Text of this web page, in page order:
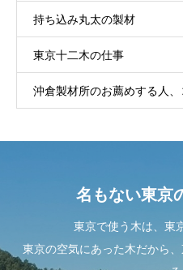
持ち込み丸太の製材
東京十二木の仕事
沖倉製材所のお薦めする人
名もない東京
東京で使う木は、東
東京の空気にあった木だから